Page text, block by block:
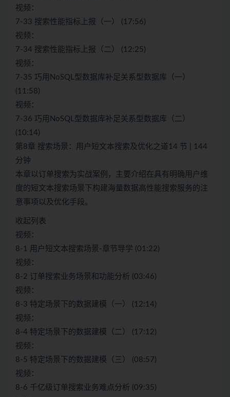
视频：
7-33 搜索性能指标上报（一） (17:56)
视频：
7-34 搜索性能指标上报（二） (12:25)
视频：
7-35 巧用NoSQL型数据库补足关系型数据库（一）
(11:58)
视频：
7-36 巧用NoSQL型数据库补足关系型数据库（二）
(10:14)
第8章 搜索场景：用户短文本搜索及优化之道14 节 | 144
分钟
本章以订单搜索为实战案例，主要介绍在具有明确用户维
度的短文本搜索场景下构建海量数据高性能搜索服务的注
意事项以及优化手段。
收起列表
视频：
8-1 用户短文本搜索场景-章节导学 (01:22)
视频：
8-2 订单搜索业务场景和功能分析 (03:46)
视频：
8-3 特定场景下的数据建模（一） (12:14)
视频：
8-4 特定场景下的数据建模（二） (17:12)
视频：
8-5 特定场景下的数据建模（三） (08:57)
视频：
8-6 千亿级订单搜索业务难点分析 (09:35)